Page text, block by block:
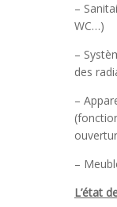
–
WC…)
–
des
–
–
L’état